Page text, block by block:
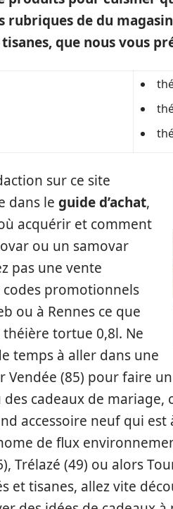
rubriques de du
que nous vous
sur ce site
dans le guide d’achat,
acquérir et comment
ou un samovar
pas une vente
promotionnels
ou à Rennes ce que
tortue 0,8l. Ne
temps à aller dans une
Vendée (85) pour faire
cadeaux de
accessoire neuf qui
de flux
Trélazé (49) ou alors
et tisanes, allez vite